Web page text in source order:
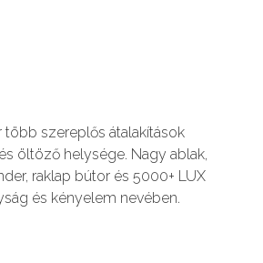
több szereplős átalakítások
öltöző helysége. Nagy ablak,
raklap bútor és 5000+ LUX
és kényelem nevében.